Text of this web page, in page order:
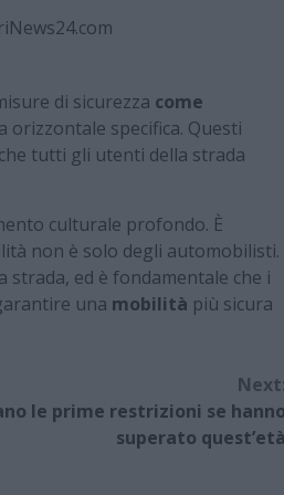
di sicurezza come
orizzontale specifica. Questi
tutti gli utenti della strada
culturale profondo. È
non è solo degli automobilisti.
ed è fondamentale che i
una mobilità più sicura
Next:
le prime restrizioni se hanno
superato quest’età